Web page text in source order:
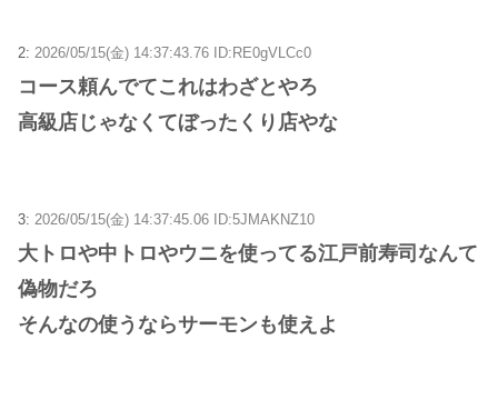
2: 2026/05/15(金) 14:37:43.76 ID:RE0gVLCc0
コース頼んでてこれはわざとやろ
高級店じゃなくてぼったくり店やな
3: 2026/05/15(金) 14:37:45.06 ID:5JMAKNZ10
大トロや中トロやウニを使ってる江戸前寿司なんて
偽物だろ
そんなの使うならサーモンも使えよ